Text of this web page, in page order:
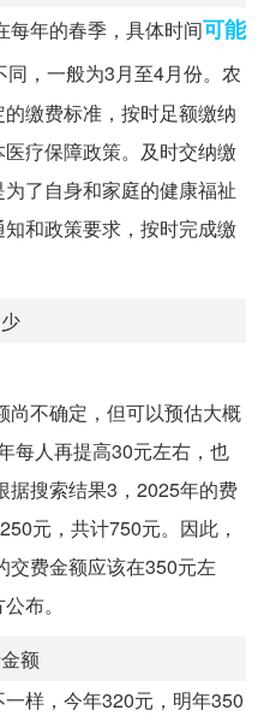
每年的春季，具体时间可能
，一般为3月至4月份。农
缴费标准，按时足额缴纳
疗保障政策。及时交纳缴
了自身和家庭的健康福祉
和政策要求，按时完成缴
尚不确定，但可以预估大概
每人再提高30元左右，也
据搜索结果3，2025年的费
元，共计750元。因此，
交费金额应该在350元左
布。
额
样，今年320元，明年350